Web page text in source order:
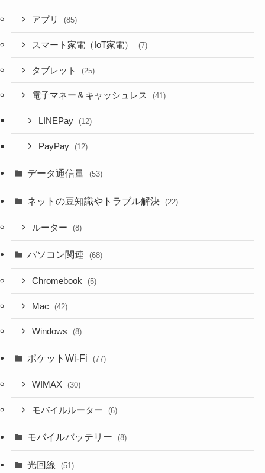
アプリ (85)
スマート家電（IoT家電） (7)
タブレット (25)
電子マネー＆キャッシュレス (41)
LINEPay (12)
PayPay (12)
データ通信量 (53)
ネットの豆知識やトラブル解決 (22)
ルーター (8)
パソコン関連 (68)
Chromebook (5)
Mac (42)
Windows (8)
ポケットWi-Fi (77)
WIMAX (30)
モバイルルーター (6)
モバイルバッテリー (8)
光回線 (51)